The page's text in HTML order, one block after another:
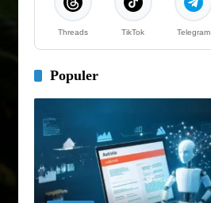
Threads TikTok Telegram
Populer